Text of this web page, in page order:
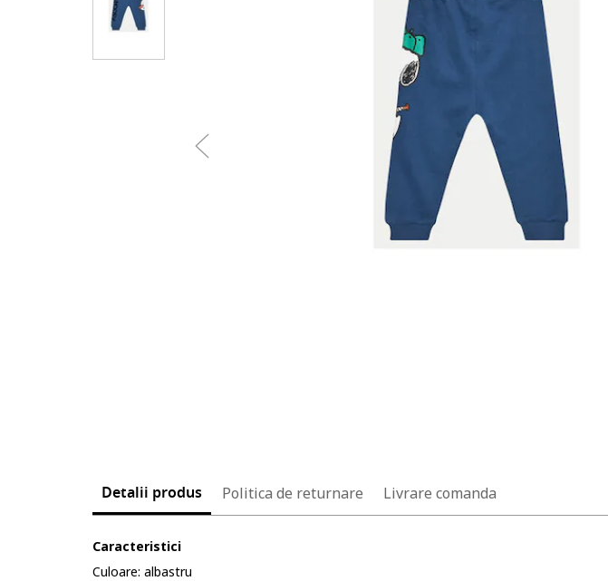
Detalii produs Politica de returnare Livrare comanda
Caracteristici
Culoare: albastru